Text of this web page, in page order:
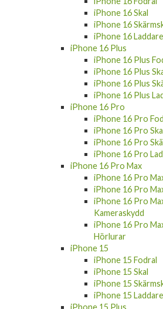
iPhone 16 Skal
iPhone 16
iPhone 16
iPhone 16 Plus
iPhone 16 Plus
iPhone 16 Plus
iPhone 16 Plus
iPhone 16 Plus
iPhone 16 Pro
iPhone 16 Pro
iPhone 16 Pro
iPhone 16 Pro
iPhone 16 Pro
iPhone 16 Pro Max
iPhone 16 Pro
iPhone 16 Pro
iPhone 16 Pro
Kameraskydd
iPhone 16 Pro
Hörlurar
iPhone 15
iPhone 15 Fodral
iPhone 15 Skal
iPhone 15
iPhone 15